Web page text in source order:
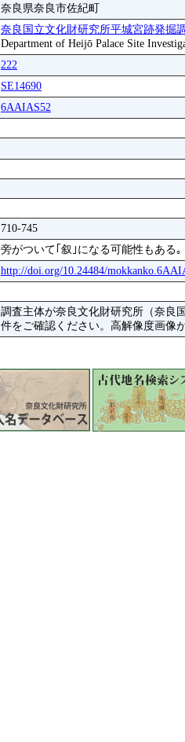
奈良県奈良市佐紀町
奈良国立文化財研究所平城宮跡発掘
Department of Heijō Palace Site
222
SE14690
6AAIAS52
710-745
旁がついて｢叙｣になる可能性もある｡
http://doi.org/10.24484/
調査主体が奈良文化財研究所（奈良
件をご確認ください。高解像度画像